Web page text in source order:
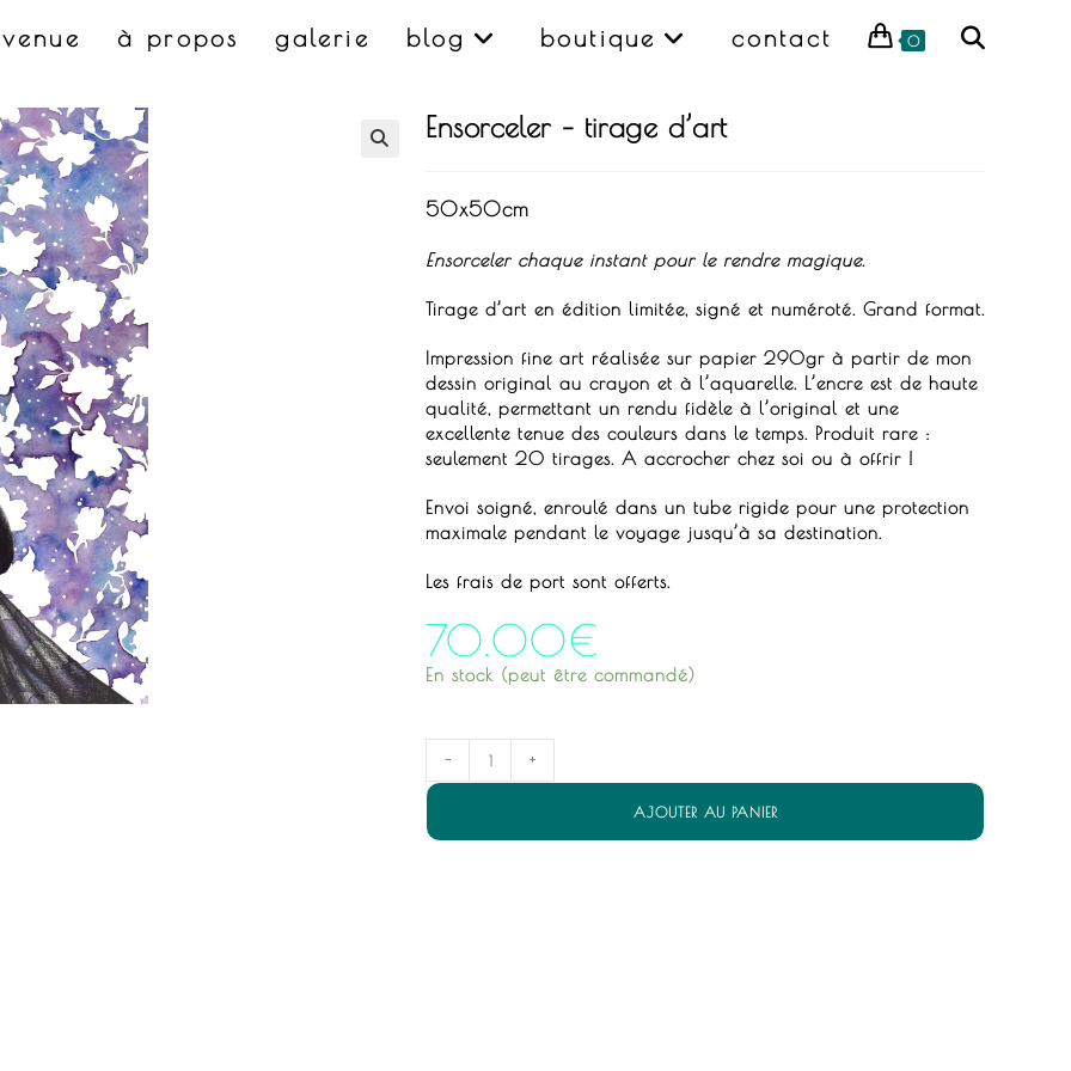
à propos galerie blog boutique contact 0
Ensorceler – tirage d’art
50x50cm
Ensorceler chaque instant pour le rendre magique.
Tirage d’art en édition limitée, signé et numéroté. Grand format.
Impression fine art réalisée sur papier 290gr à partir de mon
dessin original au crayon et à l’aquarelle. L’encre est de haute
qualité, permettant un rendu fidèle à l’original et une
excellente tenue des couleurs dans le temps. Produit rare :
seulement 20 tirages. A accrocher chez soi ou à offrir !
Envoi soigné, enroulé dans un tube rigide pour une protection
maximale pendant le voyage jusqu’à sa destination.
Les frais de port sont offerts.
70.00€
En stock (peut être commandé)
- +
AJOUTER AU PANIER